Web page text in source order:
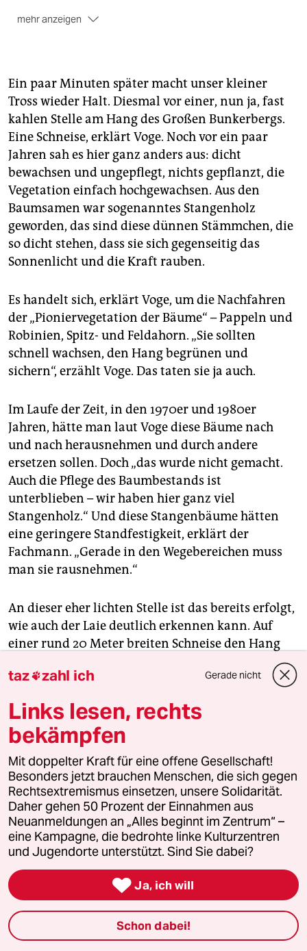
mehr anzeigen
gesprengten Bunkers und Flakturms sowie Tonnen
von Trümmerschutt des Zweiten Weltkriegs
beherbergt–deshalb hat der Volksmund ihn so
getauft.
In dem Song heißt es unter anderem:„Mitten in der
City zwischen Staub und Straßenlärm / Wächst ’ne
grüne Beule aus dem Stadtgedärm / Dort hängen wir
zum Weekend die Lungen in den Wind / Bis ihre
schlappen Flügel so richtig durchgelüftet sind.“
Ein paar Minuten später macht unser kleiner
Tross wieder Halt. Diesmal vor einer, nun ja, fast
kahlen Stelle am Hang des Großen Bunkerbergs.
Eine Schneise, erklärt Voge. Noch vor ein paar
Jahren sah es hier ganz anders aus: dicht
bewachsen und ungepflegt, nichts gepflanzt, die
Vegetation einfach hochgewachsen. Aus den
Baumsamen war sogenanntes Stangenholz
geworden, das sind diese dünnen Stämmchen, die
so dicht stehen, dass sie sich gegenseitig das
Sonnenlicht und die Kraft rauben.
Es handelt sich, erklärt Voge, um die Nachfahren
der „Pioniervegetation der Bäume“ – Pappeln und
Robinien, Spitz- und Feldahorn. „Sie sollten
schnell wachsen, den Hang begrünen und
sichern“, erzählt Voge. Das taten sie ja auch.
Im Laufe der Zeit, in den 1970er und 1980er
Jahren, hätte man laut Voge diese Bäume nach
und nach herausnehmen und durch andere
ersetzen sollen. Doch „das wurde nicht gemacht.
Auch die Pflege des Baumbestands ist
unterblieben – wir haben hier ganz viel
Stangenholz.“ Und diese Stangenbäume hätten
eine geringere Standfestigkeit, erklärt der
Fachmann. „Gerade in den Wege­bereichen muss
man sie rausnehmen.“
An dieser eher lichten Stelle ist das bereits erfolgt,
wie auch der Laie deutlich erkennen kann. Auf
einer rund 20 Meter breiten Schneise den Hang
Stangenholz, die Sträucher sind stark beschnitten.
aus totem Holz wie eine Art riesige Freitreppe am
Hang. Rund herum sind Heister gepflanzt, so der
fachmännische Begriff für einjährig verschulte
Triebe eines Baums.
Dieser sogenannte Hangverbau ist einer der
frühesten Maßnahme zum Umsetzung des SPE-
Konzepts. Das Grünflächenamt hat 2018 mit den
ersten Pflanzungen angefangen. „In den
Dürrejahren haben wir festgestellt“, sagt Voge,
„dass die Heister besser anwuchsen, die in der
Nähe von Totholz standen. Das liegt daran, dass
das Totholz sich mit Wasser vollsaugen kann.
taz zahl ich Gerade nicht
Links lesen, rechts
bekämpfen
Mit doppelter Kraft für eine offene Gesellschaft!
Besonders jetzt brauchen Menschen, die sich gegen
Rechtsextremismus einsetzen, unsere Solidarität.
Daher gehen 50 Prozent der Einnahmen aus
Neuanmeldungen an „Alles beginnt im Zentrum“ –
eine Kampagne, die bedrohte linke Kulturzentren
und Jugendorte unterstützt. Sind Sie dabei?
 Ja, ich will
Schon dabei!